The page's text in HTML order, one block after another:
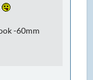
-60mm